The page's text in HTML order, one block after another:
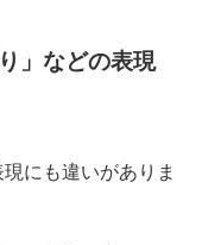
」などの表現
にも違いがありま